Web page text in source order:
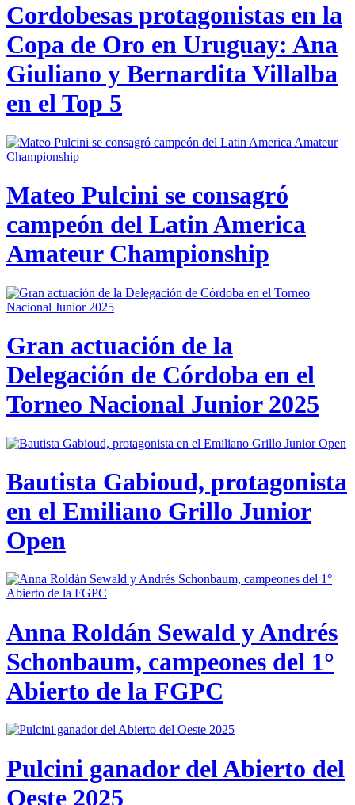
Cordobesas protagonistas en la
Copa de Oro en Uruguay: Ana
Giuliano y Bernardita Villalba
en el Top 5
Mateo Pulcini se consagró
campeón del Latin America
Amateur Championship
Gran actuación de la
Delegación de Córdoba en el
Torneo Nacional Junior 2025
Bautista Gabioud, protagonista
en el Emiliano Grillo Junior
Open
Anna Roldán Sewald y Andrés
Schonbaum, campeones del 1°
Abierto de la FGPC
Pulcini ganador del Abierto del
Oeste 2025